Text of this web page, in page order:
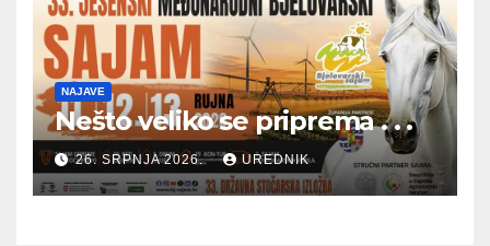
NAJAVE
Nešto veliko se priprema . . .
26. SRPNJA 2026. UREDNIK